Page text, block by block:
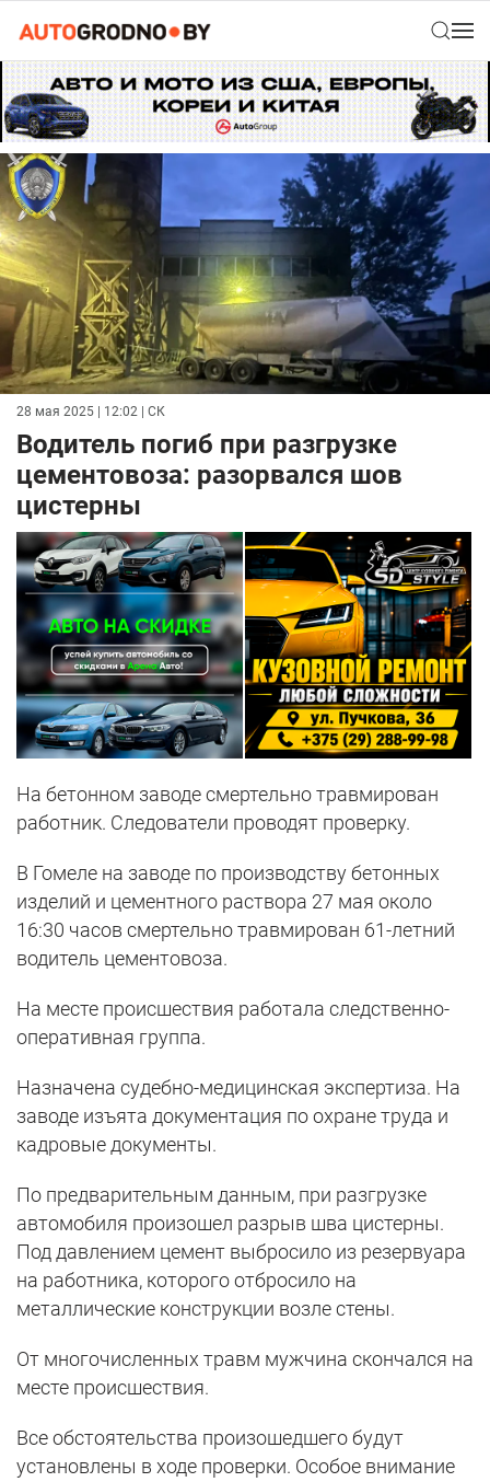
28 мая 2025 | 12:02 | СК
Водитель погиб при разгрузке
цементовоза: разорвался шов
цистерны
На бетонном заводе смертельно травмирован
работник. Следователи проводят проверку.
В Гомеле на заводе по производству бетонных
изделий и цементного раствора 27 мая около
16:30 часов смертельно травмирован 61-летний
водитель цементовоза.
На месте происшествия работала следственно-
оперативная группа.
Назначена судебно-медицинская экспертиза. На
заводе изъята документация по охране труда и
кадровые документы.
По предварительным данным, при разгрузке
автомобиля произошел разрыв шва цистерны.
Под давлением цемент выбросило из резервуара
на работника, которого отбросило на
металлические конструкции возле стены.
От многочисленных травм мужчина скончался на
месте происшествия.
Все обстоятельства произошедшего будут
установлены в ходе проверки. Особое внимание